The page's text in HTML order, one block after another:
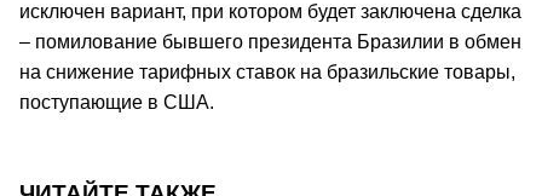
исключен вариант, при котором будет заключена сделка
– помилование бывшего президента Бразилии в обмен
на снижение тарифных ставок на бразильские товары,
поступающие в США.